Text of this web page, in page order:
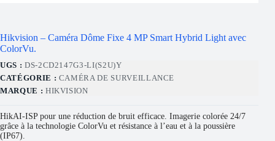
Hikvision – Caméra Dôme Fixe 4 MP Smart Hybrid Light avec
ColorVu.
UGS : DS-2CD2147G3-LI(S2U)Y
CATÉGORIE : CAMÉRA DE SURVEILLANCE
MARQUE : HIKVISION
HikAI-ISP pour une réduction de bruit efficace. Imagerie colorée 24/7
grâce à la technologie ColorVu et résistance à l’eau et à la poussière
(IP67).